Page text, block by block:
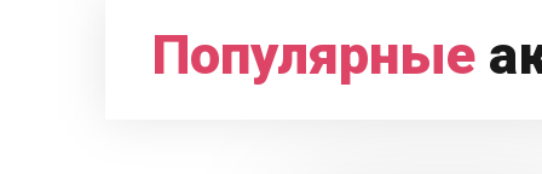
Популярные